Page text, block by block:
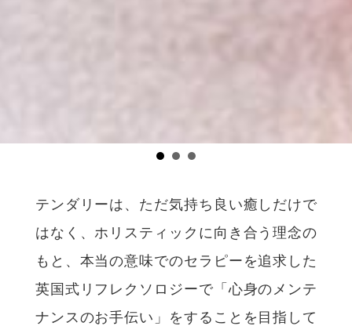
テンダリーは、ただ気持ち良い癒しだけで
はなく、ホリスティックに向き合う理念の
もと、本当の意味でのセラピーを追求した
英国式リフレクソロジーで「心身のメンテ
ナンスのお手伝い」をすることを目指して